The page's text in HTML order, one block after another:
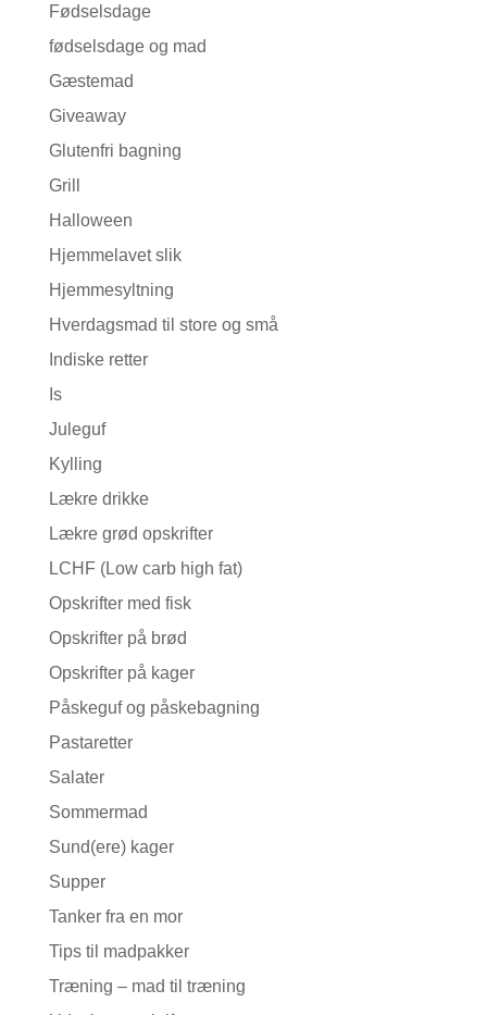
Fødselsdage
fødselsdage og mad
Gæstemad
Giveaway
Glutenfri bagning
Grill
Halloween
Hjemmelavet slik
Hjemmesyltning
Hverdagsmad til store og små
Indiske retter
Is
Juleguf
Kylling
Lækre drikke
Lækre grød opskrifter
LCHF (Low carb high fat)
Opskrifter med fisk
Opskrifter på brød
Opskrifter på kager
Påskeguf og påskebagning
Pastaretter
Salater
Sommermad
Sund(ere) kager
Supper
Tanker fra en mor
Tips til madpakker
Træning – mad til træning